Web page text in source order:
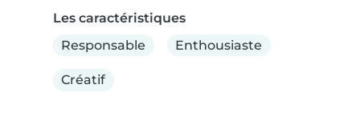
Les caractéristiques
Responsable
Enthousiaste
Créatif